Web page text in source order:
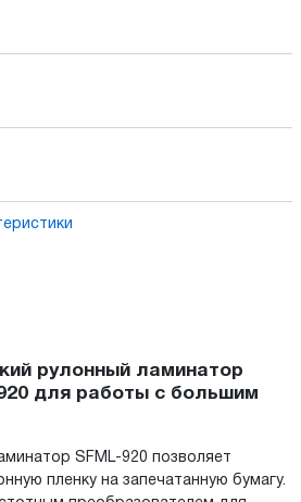
рулонный ламинатор
для работы с большим
SFML-920 позволяет
пленку на запечатанную бумагу.